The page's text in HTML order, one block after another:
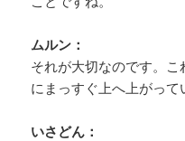
ムルン：
それが大切なのです。
にまっすぐ上へ上がって
いさどん：